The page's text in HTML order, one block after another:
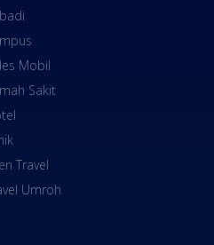
Mobil
Sakit
Travel
Umroh